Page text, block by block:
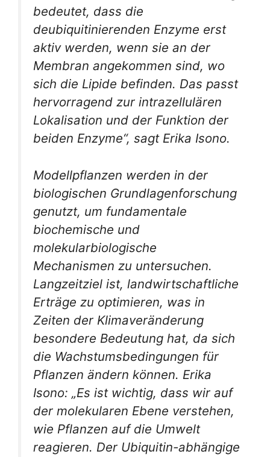
bedeutet, dass die
deubiquitinierenden Enzyme erst
aktiv werden, wenn sie an der
Membran angekommen sind, wo
sich die Lipide befinden. Das passt
hervorragend zur intrazellulären
Lokalisation und der Funktion der
beiden Enzyme“, sagt Erika Isono.
Modellpflanzen werden in der
biologischen Grundlagenforschung
genutzt, um fundamentale
biochemische und
molekularbiologische
Mechanismen zu untersuchen.
Langzeitziel ist, landwirtschaftliche
Erträge zu optimieren, was in
Zeiten der Klimaveränderung
besondere Bedeutung hat, da sich
die Wachstumsbedingungen für
Pflanzen ändern können. Erika
Isono: „Es ist wichtig, dass wir auf
der molekularen Ebene verstehen,
wie Pflanzen auf die Umwelt
reagieren. Der Ubiquitin-abhängige